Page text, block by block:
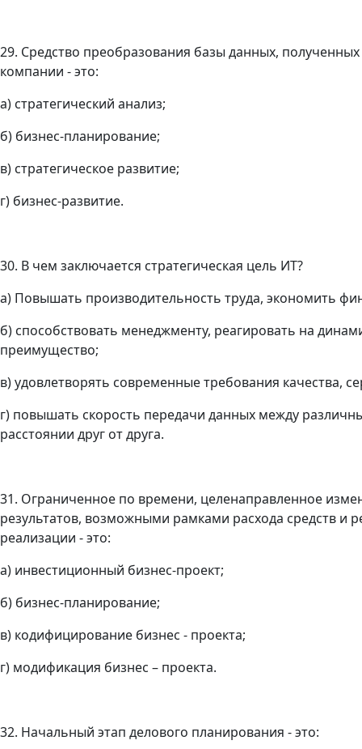
29. Средство преобразования базы данных,
компании - это:
а) стратегический анализ;
б) бизнес-планирование;
в) стратегическое развитие;
г) бизнес-развитие.
30. В чем заключается стратегическая цель ИТ?
а) Повышать производительность труда, экономить
б) способствовать менеджменту, реагировать на
преимущество;
в) удовлетворять современные требования качества,
г) повышать скорость передачи данных между
расстоянии друг от друга.
31. Ограниченное по времени, целенаправленное
результатов, возможными рамками расхода средств и
реализации - это:
а) инвестиционный бизнес-проект;
б) бизнес-планирование;
в) кодифицирование бизнес - проекта;
г) модификация бизнес – проекта.
32. Начальный этап делового планирования - это: